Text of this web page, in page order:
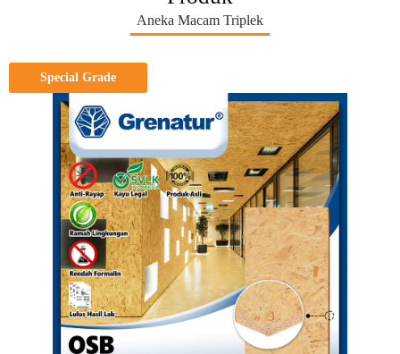
Aneka Macam Triplek
Special Grade